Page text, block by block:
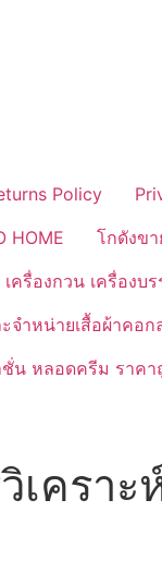
Policy
HOME
โกดังข
รื่องกวน เครื่องบร
จำหน่ายเสื้อผ้าคอ
ชั่น หลอดครีม ราคา
เครา